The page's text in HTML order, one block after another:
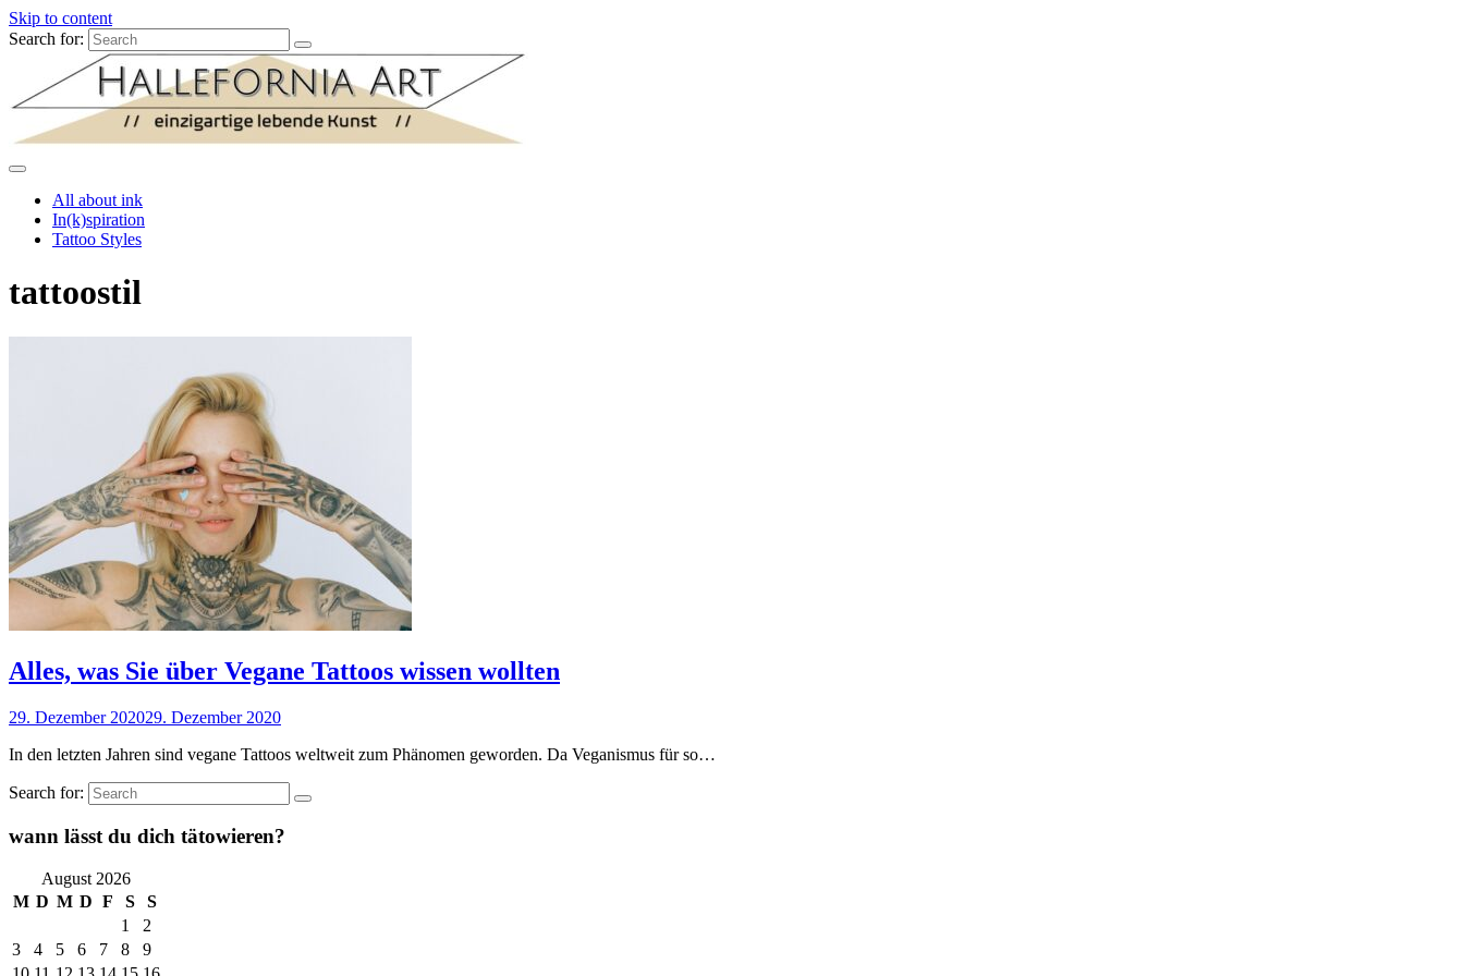
Skip to content
Search for:
All about ink
In(k)spiration
Tattoo Styles
tattoostil
Alles, was Sie über Vegane Tattoos wissen wollten
29. Dezember 202029. Dezember 2020
In den letzten Jahren sind vegane Tattoos weltweit zum Phänomen geworden. Da Veganismus für so…
Search for:
wann lässt du dich tätowieren?
August 2026
M D M D F S
S
1
2
3
4 5 6 7 8
9